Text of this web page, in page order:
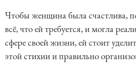
Чтобы женщина была счастлива,
всё, что ей требуется, и могла
сфере своей жизни, ей стоит
этой стихии и правильно